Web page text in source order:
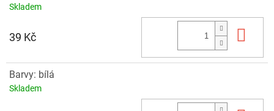
Skladem
39 Kč
Barvy: bílá
Skladem